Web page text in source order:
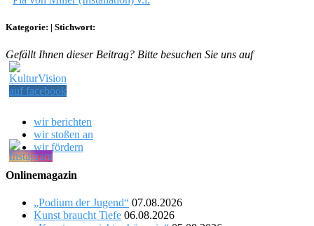
Kategorie: | Stichwort:
Gefällt Ihnen dieser Beitrag? Bitte besuchen Sie uns auf
wir berichten
wir stoßen an
wir fördern
Onlinemagazin
„Podium der Jugend“ 07.08.2026
Kunst braucht Tiefe 06.08.2026